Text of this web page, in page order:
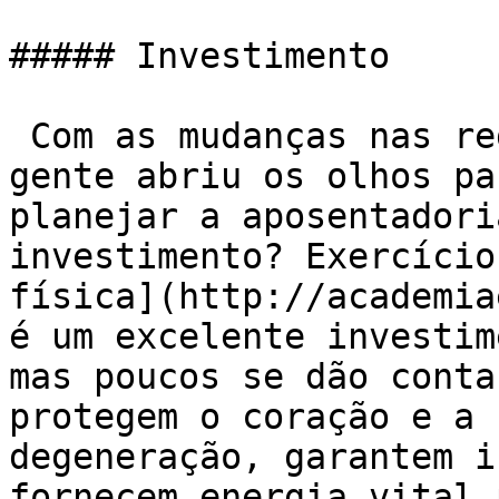
##### Investimento
gente abriu os olhos
planejar a
investimento?
física](http://
é um excelente
mas poucos se dão
protegem o coração e a
degeneração, garantem